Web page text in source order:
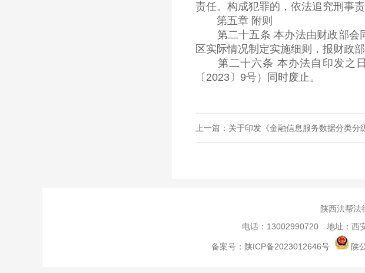
责任。构成犯罪的，依法追究刑事责
第五章 附则
第二十五条 本办法由财政部会
区实际情况制定实施细则，报财政
第二十六条 本办法自印发之日
〔2023〕9号）同时废止。
上一篇：关于印发《金融信息服务数据分类分
陕西法帮法
电话：13002990720 地址：西
备案号： 陕ICP备2023012646号 陕